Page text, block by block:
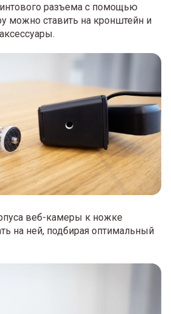
разъема с помощью
можно ставить на кронштейн и
веб-камеры к ножке
на ней, подбирая оптимальный